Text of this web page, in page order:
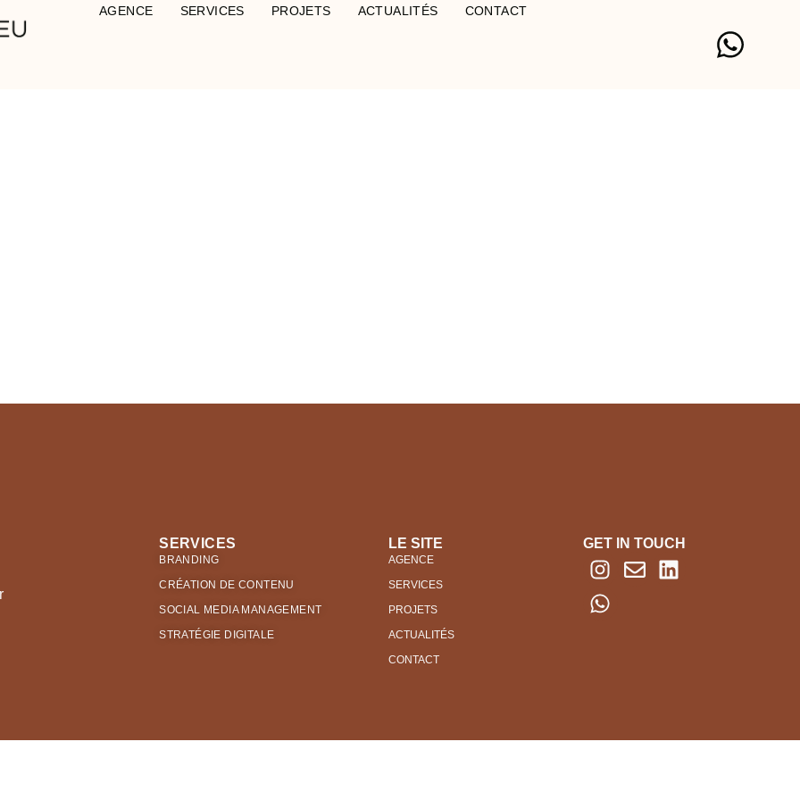
AGENCE SERVICES PROJETS ACTUALITÉS CONTACT
SERVICES
BRANDING
CRÉATION DE CONTENU
SOCIAL MEDIA MANAGEMENT
STRATÉGIE DIGITALE
LE SITE
AGENCE
SERVICES
PROJETS
ACTUALITÉS
CONTACT
GET IN TOUCH